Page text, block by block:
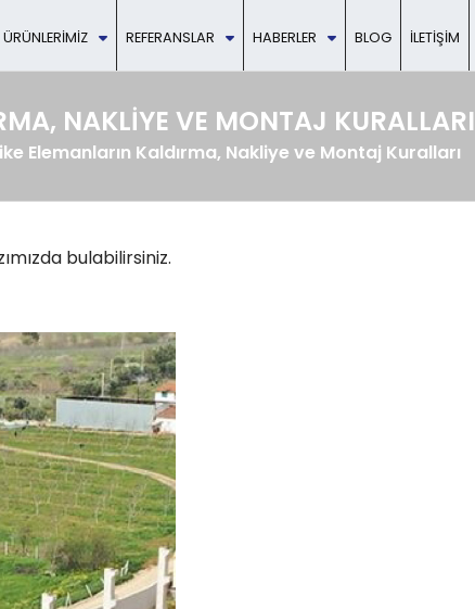
ÜRÜNLERIMIZ REFERANSLAR HABERLER BLOG İLETIŞIM
NAKLIYE VE MONTAJ KURALLARI
Elemanların Kaldırma, Nakliye ve Montaj Kuralları
bulabilirsiniz.